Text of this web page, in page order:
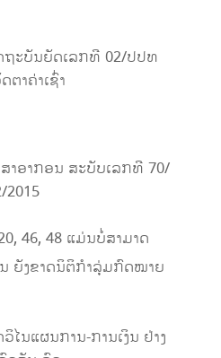
ຖະບັນຍັດ​ເລກທີ 02/ປປທ
າຄ່າເຊົ່າ
ອາກອນ ສະບັບເລກທີ 70/
46, 48 ແມ່ນບໍ່ສາມາດ
ຍັງ​ຂາດ​ນິຕິ​ກຳ​ລຸ່ມ​ກົດໝາຍ
ນແຜນການ-ການເງິນ ຢ່າງ